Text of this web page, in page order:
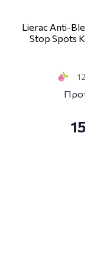
Lierac Anti-
Stop Spots
12